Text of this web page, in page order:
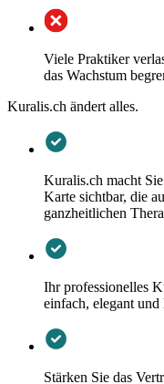
Viele Praktiker
das Wachstum
Kuralis.ch ändert alles.
Kuralis.ch macht
Karte sichtbar, die
ganzheitlichen
Ihr professionelles
einfach, elegant
Stärken Sie das